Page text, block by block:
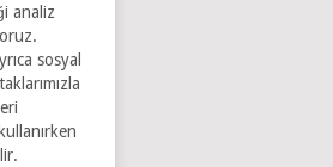
analiz
sosyal